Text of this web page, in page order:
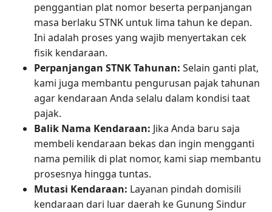
penggantian plat nomor beserta perpanjangan
masa berlaku STNK untuk lima tahun ke depan.
Ini adalah proses yang wajib menyertakan cek
fisik kendaraan.
Perpanjangan STNK Tahunan: Selain ganti plat,
kami juga membantu pengurusan pajak tahunan
agar kendaraan Anda selalu dalam kondisi taat
pajak.
Balik Nama Kendaraan: Jika Anda baru saja
membeli kendaraan bekas dan ingin mengganti
nama pemilik di plat nomor, kami siap membantu
prosesnya hingga tuntas.
Mutasi Kendaraan: Layanan pindah domisili
kendaraan dari luar daerah ke Gunung Sindur